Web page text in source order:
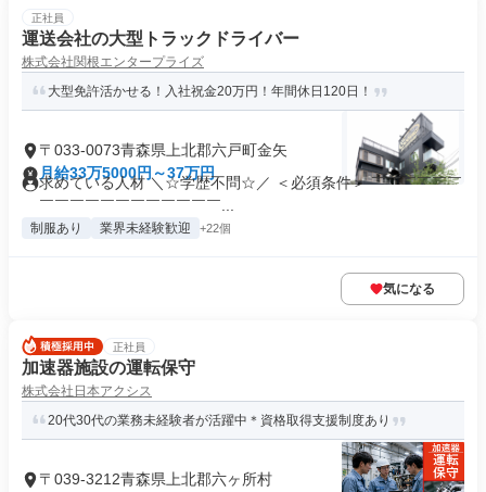
正社員
運送会社の大型トラックドライバー
株式会社関根エンタープライズ
大型免許活かせる！入社祝金20万円！年間休日120日！
〒033-0073青森県上北郡六戸町金矢
月給33万5000円～37万円
求めている人材 ＼☆学歴不問☆／ ＜必須条件＞ ￣￣￣￣￣￣
￣￣￣￣￣￣￣￣￣￣￣￣...
制服あり 業界未経験歓迎 +22個
気になる
正社員
加速器施設の運転保守
株式会社日本アクシス
20代30代の業務未経験者が活躍中＊資格取得支援制度あり
〒039-3212青森県上北郡六ヶ所村